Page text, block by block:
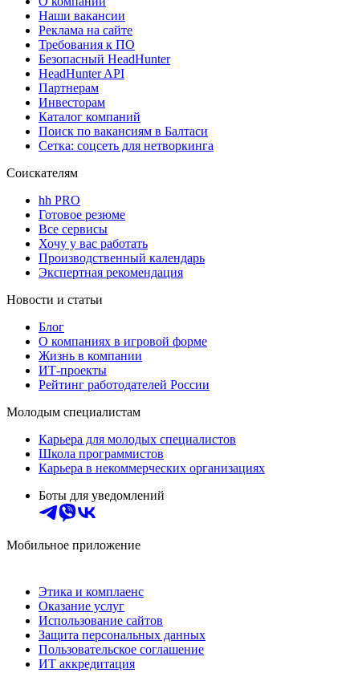
Наши вакансии
Реклама на сайте
Требования к ПО
Безопасный HeadHunter
HeadHunter API
Партнерам
Инвесторам
Каталог компаний
Поиск по вакансиям в Балтаси
Сетка: соцсеть для нетворкинга
Соискателям
hh PRO
Готовое резюме
Все сервисы
Хочу у вас работать
Производственный календарь
Экспертная рекомендация
Новости и статьи
Блог
О компаниях в игровой форме
Жизнь в компании
ИТ-проекты
Рейтинг работодателей России
Молодым специалистам
Карьера для молодых специалистов
Школа программистов
Карьера в некоммерческих организациях
Боты для уведомлений
Мобильное приложение
Этика и комплаенс
Оказание услуг
Использование сайтов
Защита персональных данных
Пользовательское соглашение
ИТ аккредитация